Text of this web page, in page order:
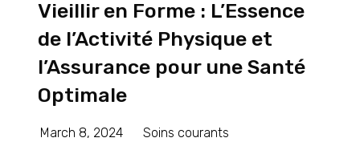
Vieillir en Forme : L’Essence
de l’Activité Physique et
l’Assurance pour une Santé
Optimale
March 8, 2024 Soins courants